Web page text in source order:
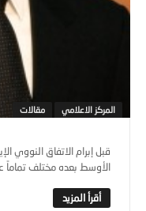
المركز الاعلامي مقالات
قبل إبرام الاتفاق النووي
الأوسط بعده مختلف تماماً